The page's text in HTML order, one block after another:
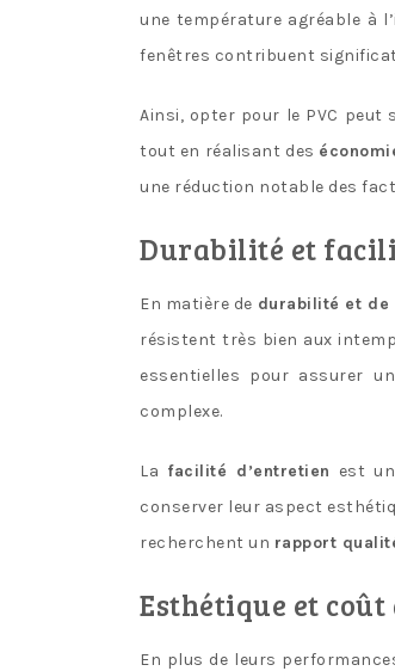
une température agréable à
fenêtres contribuent
Ainsi, opter pour le PVC peut
tout en réalisant des
une réduction notable des
Durabilité et
En matière de durabilité et de
résistent très bien aux
essentielles pour assurer
complexe.
La facilité d’entretien est
conserver leur aspect
recherchent un rapport
Esthétique et coût
En plus de leurs